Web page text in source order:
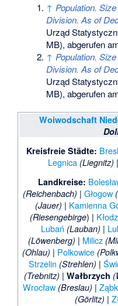
↑ Population.
Division. As of
Urząd
MB), abgerufen
↑ Population.
Division. As of
Urząd
MB), abgerufen
Woiwodschaft
Kreisfreie Städte:
Legnica (Liegnitz)
Landkreise:
(Reichenbach) | Głogow
(Jauer) | Kamienna
(Riesengebirge) |
Lubań (Lauban) |
(Löwenberg) | Milicz
(Ohlau) | Polkowice
Strzelin (Strehlen) |
(Trebnitz) |Wałbrzych
Wrocław (Breslau) |
(Görlitz) |